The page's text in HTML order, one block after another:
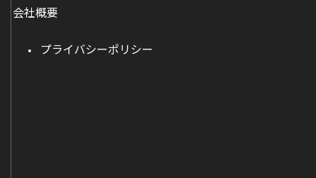
会社概要
プライバシーポリシー